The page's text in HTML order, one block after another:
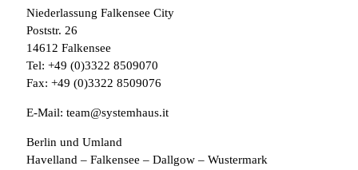
Niederlassung Falkensee City
Poststr. 26
14612 Falkensee
Tel: +49 (0)3322 8509070
Fax: +49 (0)3322 8509076
E-Mail: team@systemhaus.it
Berlin und Umland
Havelland – Falkensee – Dallgow – Wustermark